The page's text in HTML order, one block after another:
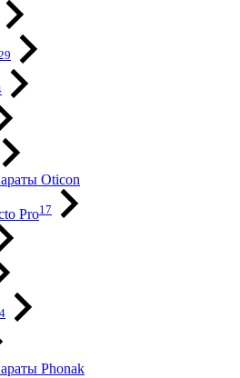
Oticon
Pro17
4
Phonak